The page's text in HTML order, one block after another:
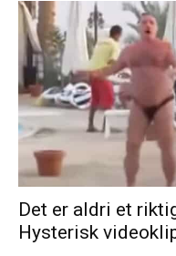
Det er aldri et
Hysterisk